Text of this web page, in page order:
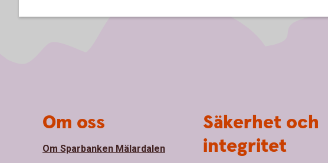
Om oss
Om Sparbanken Mälardalen
Säkerhet och
integritet